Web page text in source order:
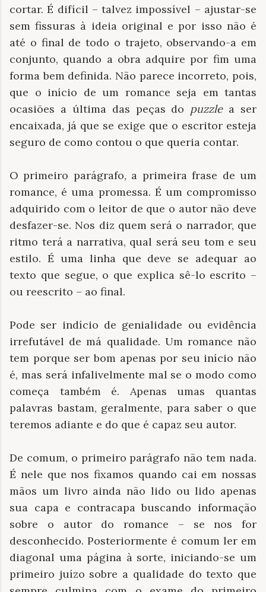
cortar. É difícil – talvez impossível – ajustar-se
sem fissuras à ideia original e por isso não é
até o final de todo o trajeto, observando-a em
conjunto, quando a obra adquire por fim uma
forma bem definida. Não parece incorreto, pois,
que o início de um romance seja em tantas
ocasiões a última das peças do puzzlea ser
encaixada, já que se exige que o escritor esteja
seguro de como contou o que queria contar.
O primeiro parágrafo, a primeira frase de um
romance, é uma promessa. É um compromisso
adquirido com o leitor de que o autor não deve
desfazer-se. Nos diz quem será o narrador, que
ritmo terá a narrativa, qual será seu tom e seu
estilo. É uma linha que deve se adequar ao
texto que segue, o que explica sê-lo escrito –
ou reescrito – ao final.
Pode ser indício de genialidade ou evidência
irrefutável de má qualidade. Um romance não
tem porque ser bom apenas por seu início não
é, mas será infalivelmente mal se o modo como
começa também é. Apenas umas quantas
palavras bastam, geralmente, para saber o que
teremos adiante e do que é capaz seu autor.
De comum, o primeiro parágrafo não tem nada.
É nele que nos fixamos quando cai em nossas
mãos um livro ainda não lido ou lido apenas
sua capa e contracapa buscando informação
sobre o autor do romance – se nos for
desconhecido. Posteriormente é comum ler em
diagonal uma página à sorte, iniciando-se um
primeiro juízo sobre a qualidade do texto que